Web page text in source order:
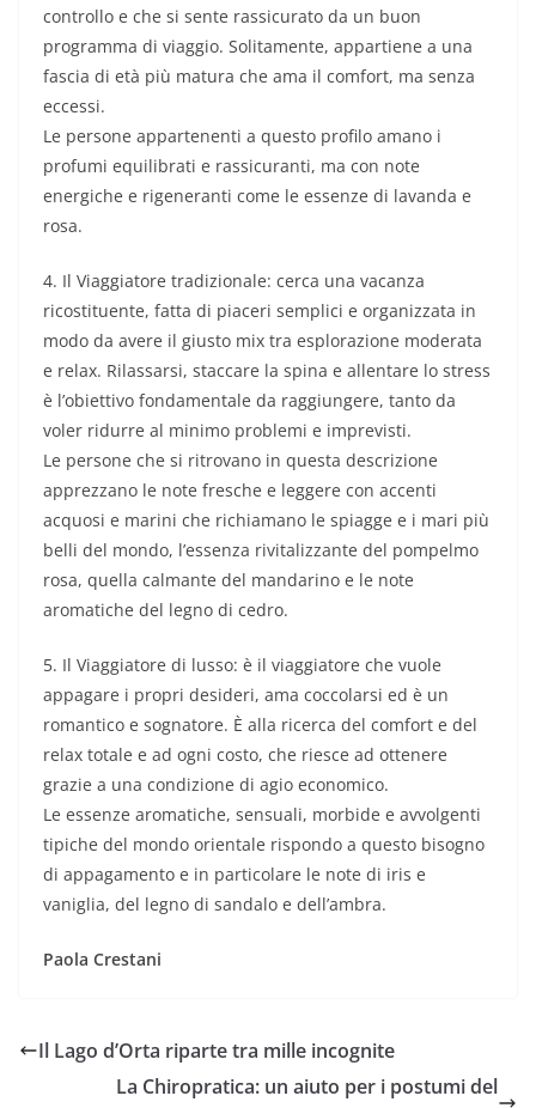
controllo e che si sente rassicurato da un buon
programma di viaggio. Solitamente, appartiene a una
fascia di età più matura che ama il comfort, ma senza
eccessi.
Le persone appartenenti a questo profilo amano i
profumi equilibrati e rassicuranti, ma con note
energiche e rigeneranti come le essenze di lavanda e
rosa.
4. Il Viaggiatore tradizionale: cerca una vacanza
ricostituente, fatta di piaceri semplici e organizzata in
modo da avere il giusto mix tra esplorazione moderata
e relax. Rilassarsi, staccare la spina e allentare lo stress
è l’obiettivo fondamentale da raggiungere, tanto da
voler ridurre al minimo problemi e imprevisti.
Le persone che si ritrovano in questa descrizione
apprezzano le note fresche e leggere con accenti
acquosi e marini che richiamano le spiagge e i mari più
belli del mondo, l’essenza rivitalizzante del pompelmo
rosa, quella calmante del mandarino e le note
aromatiche del legno di cedro.
5. Il Viaggiatore di lusso: è il viaggiatore che vuole
appagare i propri desideri, ama coccolarsi ed è un
romantico e sognatore. È alla ricerca del comfort e del
relax totale e ad ogni costo, che riesce ad ottenere
grazie a una condizione di agio economico.
Le essenze aromatiche, sensuali, morbide e avvolgenti
tipiche del mondo orientale rispondo a questo bisogno
di appagamento e in particolare le note di iris e
vaniglia, del legno di sandalo e dell’ambra.
Paola Crestani
Il Lago d’Orta riparte tra mille incognite
La Chiropratica: un aiuto per i postumi del